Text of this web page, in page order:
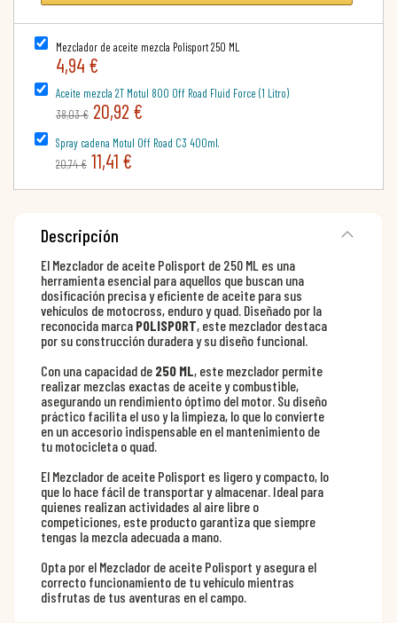
Mezclador de aceite mezcla Polisport 250 ML
4,94 €
Aceite mezcla 2T Motul 800 Off Road Fluid Force (1 Litro)
38,03 € 20,92 €
Spray cadena Motul Off Road C3 400ml.
20,74 € 11,41 €
Descripción
El Mezclador de aceite Polisport de 250 ML es una
herramienta esencial para aquellos que buscan una
dosificación precisa y eficiente de aceite para sus
vehículos de motocross, enduro y quad. Diseñado por la
reconocida marca POLISPORT, este mezclador destaca
por su construcción duradera y su diseño funcional.
Con una capacidad de 250 ML, este mezclador permite
realizar mezclas exactas de aceite y combustible,
asegurando un rendimiento óptimo del motor. Su diseño
práctico facilita el uso y la limpieza, lo que lo convierte
en un accesorio indispensable en el mantenimiento de
tu motocicleta o quad.
El Mezclador de aceite Polisport es ligero y compacto, lo
que lo hace fácil de transportar y almacenar. Ideal para
quienes realizan actividades al aire libre o
competiciones, este producto garantiza que siempre
tengas la mezcla adecuada a mano.
Opta por el Mezclador de aceite Polisport y asegura el
correcto funcionamiento de tu vehículo mientras
disfrutas de tus aventuras en el campo.